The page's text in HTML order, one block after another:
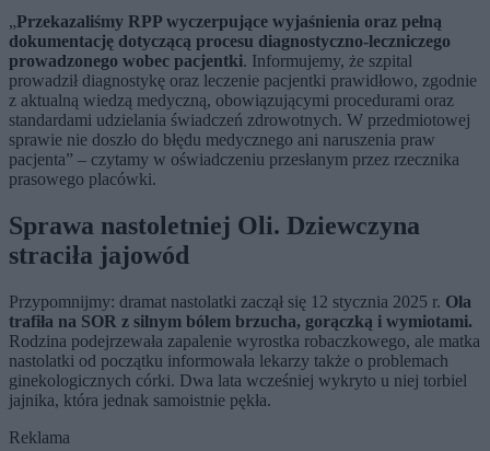
„Przekazaliśmy RPP wyczerpujące wyjaśnienia oraz pełną
dokumentację dotyczącą procesu diagnostyczno-leczniczego
prowadzonego wobec pacjentki. Informujemy, że szpital
prowadził diagnostykę oraz leczenie pacjentki prawidłowo, zgodnie
z aktualną wiedzą medyczną, obowiązującymi procedurami oraz
standardami udzielania świadczeń zdrowotnych. W przedmiotowej
sprawie nie doszło do błędu medycznego ani naruszenia praw
pacjenta” – czytamy w oświadczeniu przesłanym przez rzecznika
prasowego placówki.
Sprawa nastoletniej Oli. Dziewczyna
straciła jajowód
Przypomnijmy: dramat nastolatki zaczął się 12 stycznia 2025 r. Ola
trafiła na SOR z silnym bólem brzucha, gorączką i wymiotami.
Rodzina podejrzewała zapalenie wyrostka robaczkowego, ale matka
nastolatki od początku informowała lekarzy także o problemach
ginekologicznych córki. Dwa lata wcześniej wykryto u niej torbiel
jajnika, która jednak samoistnie pękła.
Reklama